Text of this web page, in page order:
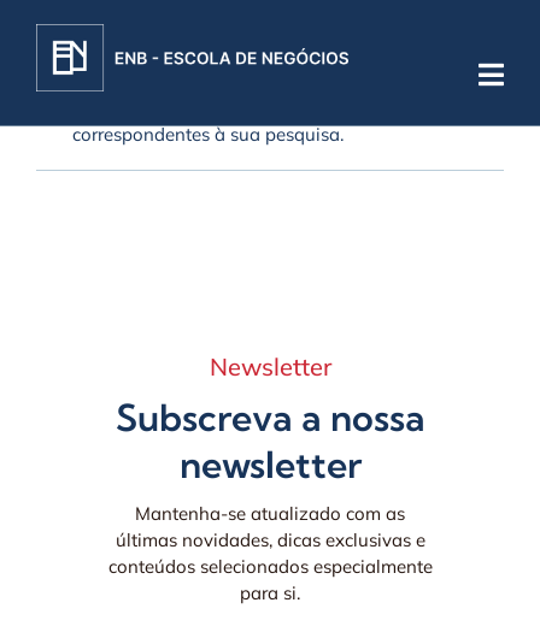
content
correspondentes à sua pesquisa.
Newsletter
Subscreva a nossa
newsletter
Mantenha-se atualizado com as
últimas novidades, dicas exclusivas e
conteúdos selecionados especialmente
para si.